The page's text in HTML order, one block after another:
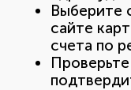
Выберите
сайте
счета по